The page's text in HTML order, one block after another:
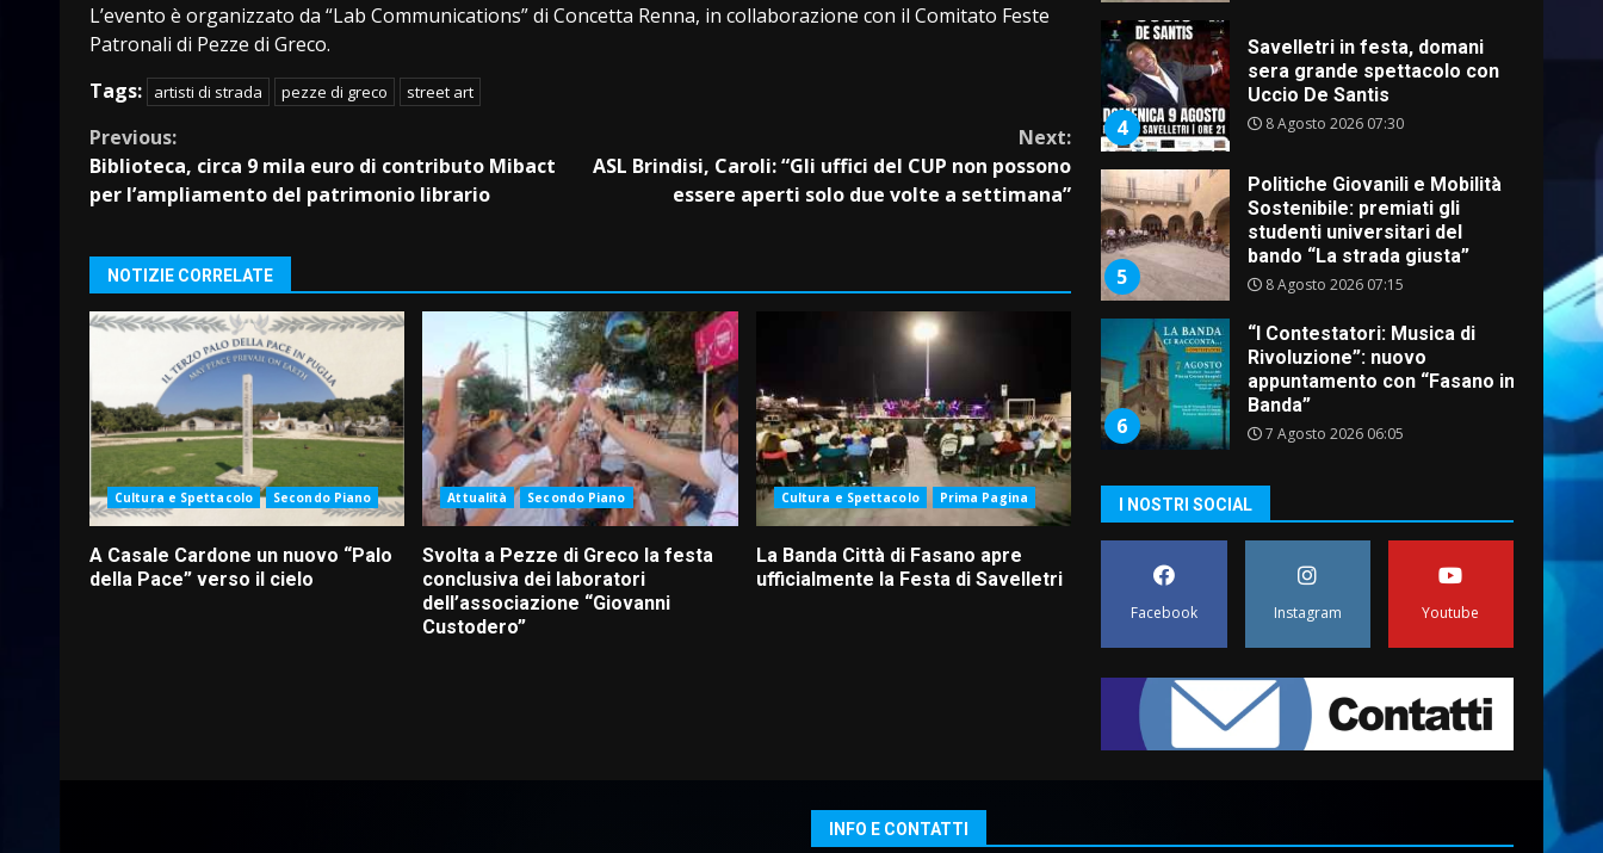
L’evento è organizzato da “Lab Communications” di Concetta Renna, in collaborazione con il Comitato Feste
Patronali di Pezze di Greco.
Tags:
artisti di strada pezze di greco street art
Continue
Reading
Previous:
Biblioteca, circa 9 mila euro di contributo Mibact
per l’ampliamento del patrimonio librario
Next:
ASL Brindisi, Caroli: “Gli uffici del CUP non possono
essere aperti solo due volte a settimana”
NOTIZIE CORRELATE
Cultura e Spettacolo Secondo Piano
A Casale Cardone un nuovo “Palo
della Pace” verso il cielo
Attualità Secondo Piano
Svolta a Pezze di Greco la festa
conclusiva dei laboratori
dell’associazione “Giovanni
Custodero”
Cultura e Spettacolo Prima Pagina
La Banda Città di Fasano apre
ufficialmente la Festa di Savelletri
4
Savelletri in festa, domani
sera grande spettacolo con
Uccio De Santis
8 Agosto 2026 07:30
5
Politiche Giovanili e Mobilità
Sostenibile: premiati gli
studenti universitari del
bando “La strada giusta”
8 Agosto 2026 07:15
6
“I Contestatori: Musica di
Rivoluzione”: nuovo
appuntamento con “Fasano in
Banda”
7 Agosto 2026 06:05
US Fasano, Scianaro:
“Profonda amarezza per
7 Agosto 2026 06:00
Grande successo per la
Savelletri
9 Agosto 2026 07:32
I NOSTRI SOCIAL
Facebook Instagram Youtube
INFO E CONTATTI